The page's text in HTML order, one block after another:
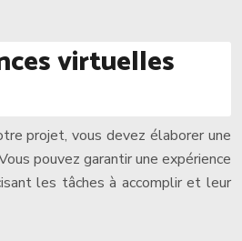
virtuelles
projet, vous devez élaborer une
pouvez garantir une expérience
les tâches à accomplir et leur